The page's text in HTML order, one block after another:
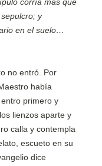
corría más que
y
en el suelo…
no entró. Por
había
primero y
lienzos aparte y
calla y contempla
escueto en su
dice